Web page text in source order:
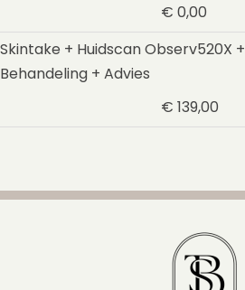
€ 0,00
Skintake + Huidscan Observ520X +
Behandeling + Advies
€ 139,00